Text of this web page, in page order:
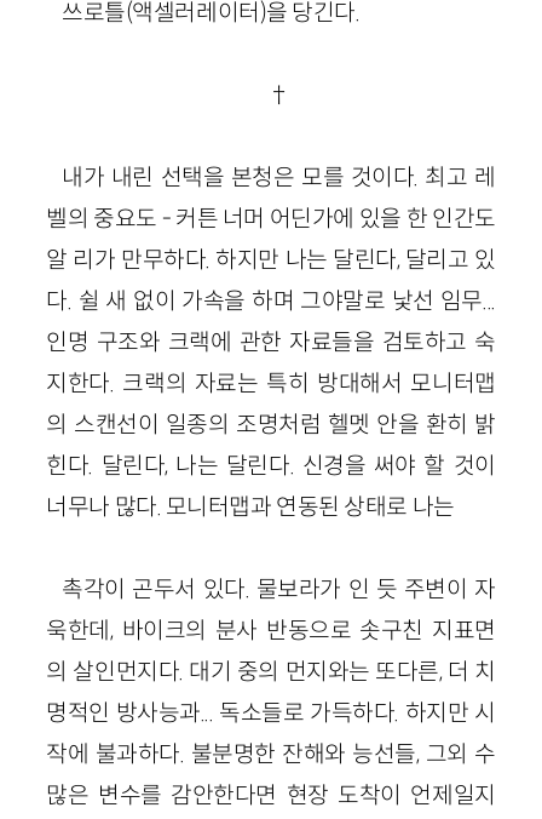
쓰로틀(액셀러레이터)을 당긴다.
†
내가 내린 선택을 본청은 모를 것이다. 최고 레
벨의 중요도 - 커튼 너머 어딘가에 있을 한 인간도
알 리가 만무하다. 하지만 나는 달린다, 달리고 있
다. 쉴 새 없이 가속을 하며 그야말로 낯선 임무...
인명 구조와 크랙에 관한 자료들을 검토하고 숙
지한다. 크랙의 자료는 특히 방대해서 모니터맵
의 스캔선이 일종의 조명처럼 헬멧 안을 환히 밝
힌다. 달린다, 나는 달린다. 신경을 써야 할 것이
너무나 많다. 모니터맵과 연동된 상태로 나는
촉각이 곤두서 있다. 물보라가 인 듯 주변이 자
욱한데, 바이크의 분사 반동으로 솟구친 지표면
의 살인먼지다. 대기 중의 먼지와는 또다른, 더 치
명적인 방사능과... 독소들로 가득하다. 하지만 시
작에 불과하다. 불분명한 잔해와 능선들, 그외 수
많은 변수를 감안한다면 현장 도착이 언제일지